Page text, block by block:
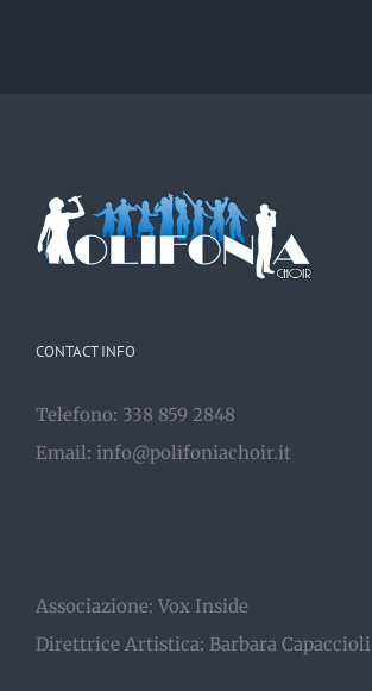
CONTACT INFO
Telefono: 338 859 2848
Email: info@polifoniachoir.it
Associazione: Vox Inside
Direttrice Artistica: Barbara Capaccioli